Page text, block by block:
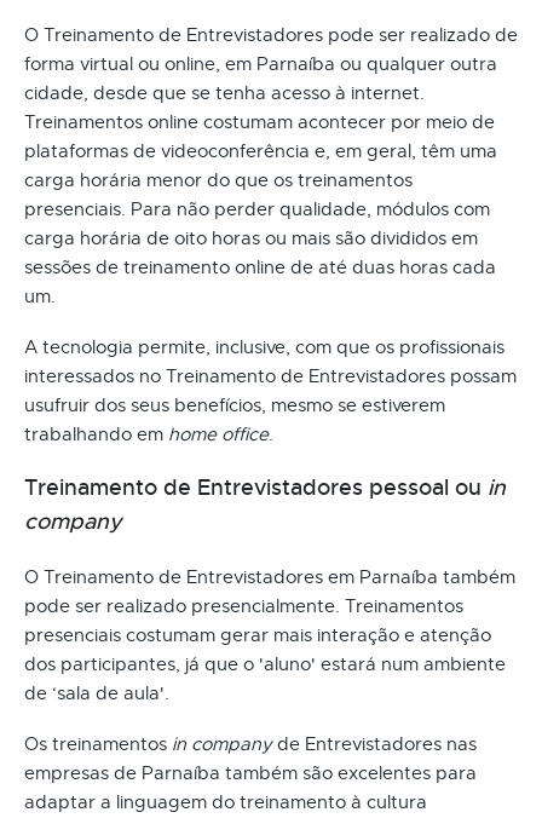
O Treinamento de Entrevistadores pode ser realizado de
forma virtual ou online, em Parnaíba ou qualquer outra
cidade, desde que se tenha acesso à internet.
Treinamentos online costumam acontecer por meio de
plataformas de videoconferência e, em geral, têm uma
carga horária menor do que os treinamentos
presenciais. Para não perder qualidade, módulos com
carga horária de oito horas ou mais são divididos em
sessões de treinamento online de até duas horas cada
um.
A tecnologia permite, inclusive, com que os profissionais
interessados no Treinamento de Entrevistadores possam
usufruir dos seus benefícios, mesmo se estiverem
trabalhando em home office.
Treinamento de Entrevistadores pessoal ou in
company
O Treinamento de Entrevistadores em Parnaíba também
pode ser realizado presencialmente. Treinamentos
presenciais costumam gerar mais interação e atenção
dos participantes, já que o 'aluno' estará num ambiente
de ‘sala de aula'.
Os treinamentos in companyde Entrevistadores nas
empresas de Parnaíba também são excelentes para
adaptar a linguagem do treinamento à cultura